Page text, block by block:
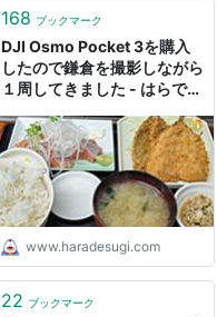
168 ブックマーク
DJI Osmo Pocket 3を購入
したので鎌倉を撮影しながら
１周してきました - はらです
www.haradesugi.com
22 ブックマーク